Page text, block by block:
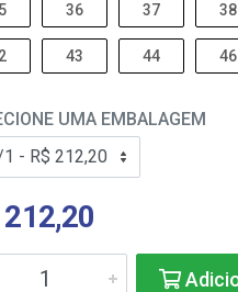
36 37 38
43 44 46
UMA EMBALAGEM
212,20